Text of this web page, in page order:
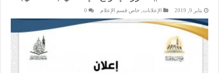
يناير 9, 2019 الإعلانات, خاص قسم الإعلام 0